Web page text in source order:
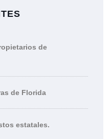
de
de Florida
estatales.